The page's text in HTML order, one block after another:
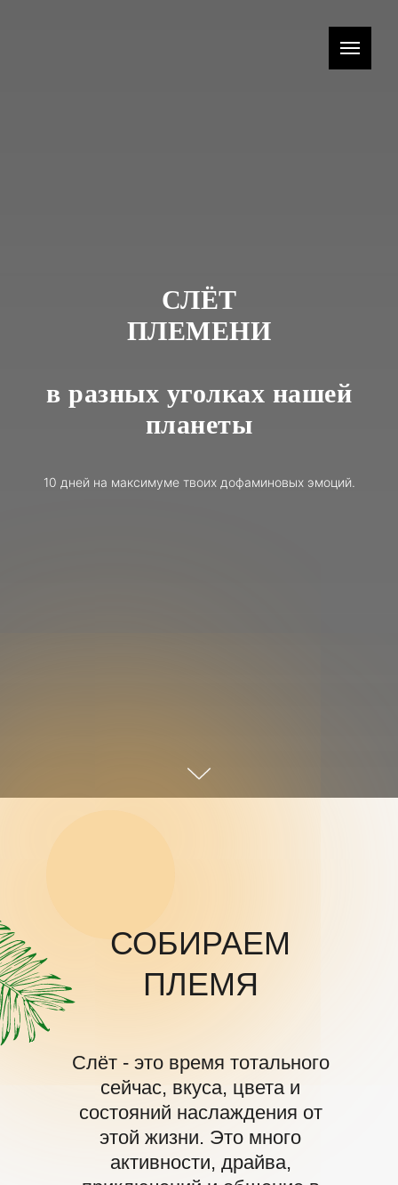
СЛЁТ
ПЛЕМЕНИ
в разных уголках нашей
планеты
10 дней на максимуме твоих дофаминовых эмоций.
Слёт - это время тотального
сейчас, вкуса, цвета и
состояний наслаждения от
этой жизни. Это много
активности, драйва,
СОБИРАЕМ
ПЛЕМЯ